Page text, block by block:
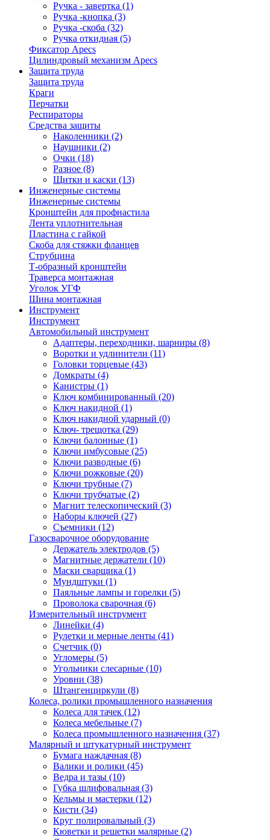
Ручка - завертка (1)
Ручка -кнопка (3)
Ручка -скоба (32)
Ручка откидная (5)
Фиксатор Apecs
Цилиндровый механизм Apecs
Защита труда
Защита труда
Краги
Перчатки
Респираторы
Средства защиты
Наколенники (2)
Наушники (2)
Очки (18)
Разное (8)
Щитки и каски (13)
Инженерные системы
Инженерные системы
Кронштейн для профнастила
Лента уплотнительная
Пластина с гайкой
Скоба для стяжки фланцев
Струбцина
Т-образный кронштейн
Траверса монтажная
Уголок УГФ
Шина монтажная
Инструмент
Инструмент
Автомобильный инструмент
Адаптеры, переходники, шарниры (8)
Воротки и удлинители (11)
Головки торцевые (43)
Домкраты (4)
Канистры (1)
Ключ комбинированный (20)
Ключ накидной (1)
Ключ накидной ударный (0)
Ключ- трещотка (29)
Ключи балонные (1)
Ключи имбусовые (25)
Ключи разводные (6)
Ключи рожковые (20)
Ключи трубные (7)
Ключи трубчатые (2)
Магнит телескопический (3)
Наборы ключей (27)
Съемники (12)
Газосварочное оборудование
Держатель электродов (5)
Магнитные держатели (10)
Маски сварщика (1)
Мундштуки (1)
Паяльные лампы и горелки (5)
Проволока сварочная (6)
Измерительный инструмент
Линейки (4)
Рулетки и мерные ленты (41)
Счетчик (0)
Угломеры (5)
Угольники слесарные (10)
Уровни (38)
Штангенциркули (8)
Колеса, ролики промышленного назначения
Колеса для тачек (12)
Колеса мебельные (7)
Колеса промышленного назначения (37)
Малярный и штукатурный инструмент
Бумага наждачная (8)
Валики и ролики (45)
Ведра и тазы (10)
Губка шлифовальная (3)
Кельмы и мастерки (12)
Кисти (34)
Круг полировальный (3)
Кюветки и решетки малярные (2)